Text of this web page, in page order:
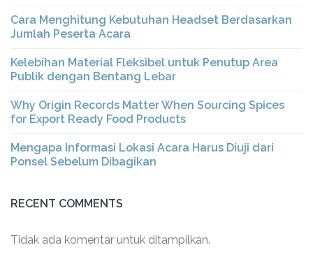
Cara Menghitung Kebutuhan Headset Berdasarkan
Jumlah Peserta Acara
Kelebihan Material Fleksibel untuk Penutup Area
Publik dengan Bentang Lebar
Why Origin Records Matter When Sourcing Spices
for Export Ready Food Products
Mengapa Informasi Lokasi Acara Harus Diuji dari
Ponsel Sebelum Dibagikan
RECENT COMMENTS
Tidak ada komentar untuk ditampilkan.